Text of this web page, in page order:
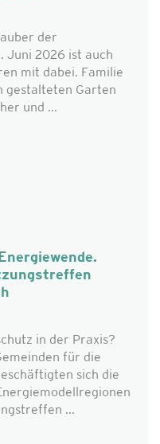
der
Juni 2026 ist auch
mit dabei. Familie
gestalteten Garten
und ...
in der Praxis?
für die
sich die
...